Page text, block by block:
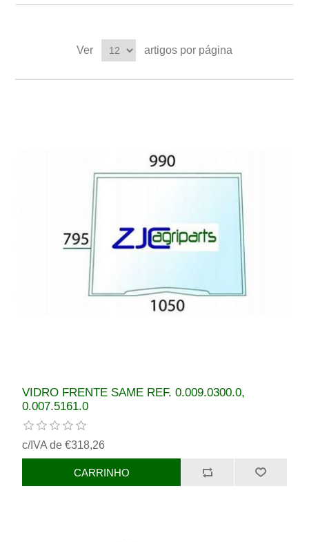
Ver artigos por página
VIDRO FRENTE SAME REF. 0.009.0300.0,
0.007.5161.0
c/IVA de €318,26